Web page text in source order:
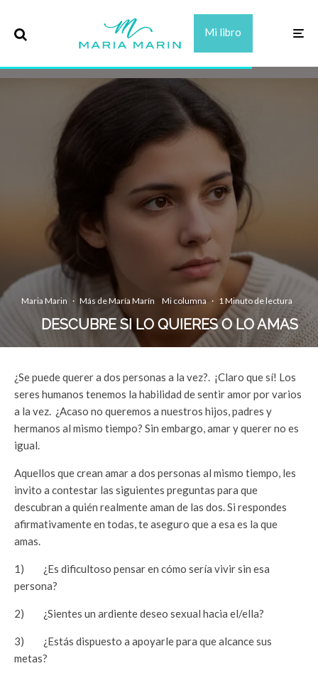
Mi libro
Maria Marin · Más de María Marín Mi columna · 1 Minuto de lectura
DESCUBRE SI LO QUIERES O LO AMAS
¿Se puede querer a dos personas a la vez?. ¡Claro que sí! Los
seres humanos tenemos la habilidad de sentir amor por varios
a la vez. ¿Acaso no queremos a nuestros hijos, padres y
hermanos al mismo tiempo? Sin embargo, amar y querer no es
igual.
Aquellos que crean amar a dos personas al mismo tiempo, les
invito a contestar las siguientes preguntas para que
descubran a quién realmente aman de las dos. Si respondes
afirmativamente en todas, te aseguro que a esa es la que
amas.
1) ¿Es dificultoso pensar en cómo sería vivir sin esa
persona?
2) ¿Sientes un ardiente deseo sexual hacia el/ella?
3) ¿Estás dispuesto a apoyarle para que alcance sus
metas?